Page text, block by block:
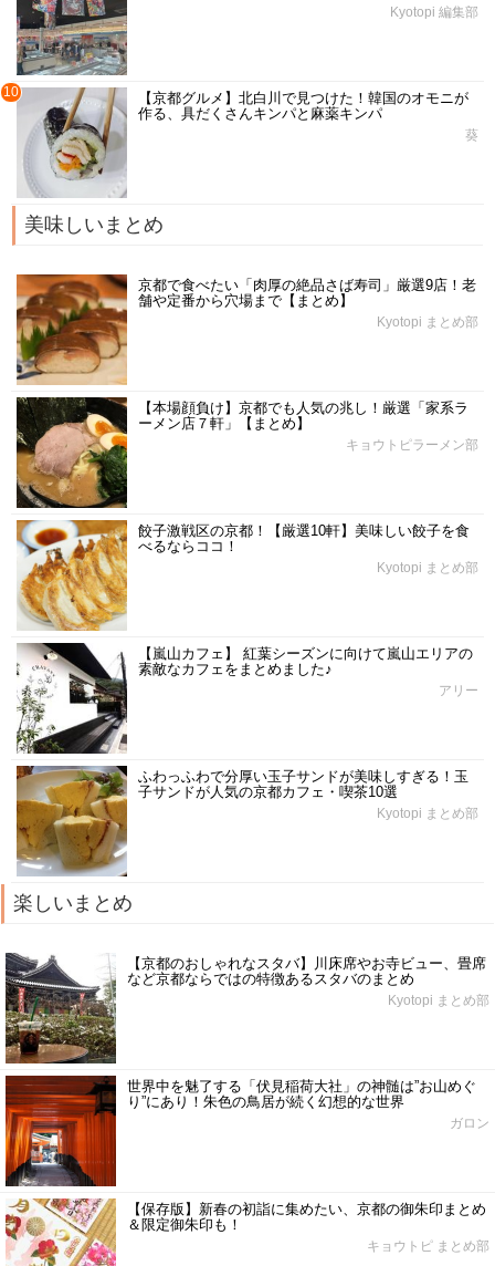
Kyotopi 編集部
10
【京都グルメ】北白川で見つけた！韓国のオモニが
作る、具だくさんキンパと麻薬キンパ
葵
美味しいまとめ
京都で食べたい「肉厚の絶品さば寿司」厳選9店！老
舗や定番から穴場まで【まとめ】
Kyotopi まとめ部
【本場顔負け】京都でも人気の兆し！厳選「家系ラ
ーメン店７軒」【まとめ】
キョウトピラーメン部
餃子激戦区の京都！【厳選10軒】美味しい餃子を食
べるならココ！
Kyotopi まとめ部
【嵐山カフェ】 紅葉シーズンに向けて嵐山エリアの
素敵なカフェをまとめました♪
アリー
ふわっふわで分厚い玉子サンドが美味しすぎる！玉
子サンドが人気の京都カフェ・喫茶10選
Kyotopi まとめ部
楽しいまとめ
【京都のおしゃれなスタバ】川床席やお寺ビュー、畳席
など京都ならではの特徴あるスタバのまとめ
Kyotopi まとめ部
世界中を魅了する「伏見稲荷大社」の神髄は”お山めぐ
り”にあり！朱色の鳥居が続く幻想的な世界
ガロン
【保存版】新春の初詣に集めたい、京都の御朱印まとめ
＆限定御朱印も！
キョウトピ まとめ部